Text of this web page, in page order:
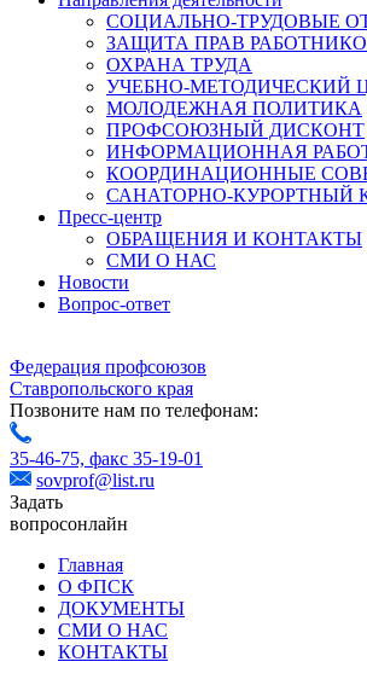
СОЦИАЛЬНО-ТРУДОВЫЕ
ЗАЩИТА ПРАВ
ОХРАНА ТРУДА
УЧЕБНО-МЕТОДИЧЕСКИЙ
МОЛОДЕЖНАЯ ПОЛИТИКА
ПРОФСОЮЗНЫЙ ДИСКОНТ
ИНФОРМАЦИОННАЯ
КООРДИНАЦИОННЫЕ
САНАТОРНО-КУРОРТНЫЙ
Пресс-центр
ОБРАЩЕНИЯ И КОНТАКТЫ
СМИ О НАС
Новости
Вопрос-ответ
Федерация профсоюзов
Ставропольского края
Позвоните нам по телефонам:
35-46-75, факс 35-19-01
sovprof@list.ru
Задать
вопросонлайн
Главная
О ФПСК
ДОКУМЕНТЫ
СМИ О НАС
КОНТАКТЫ